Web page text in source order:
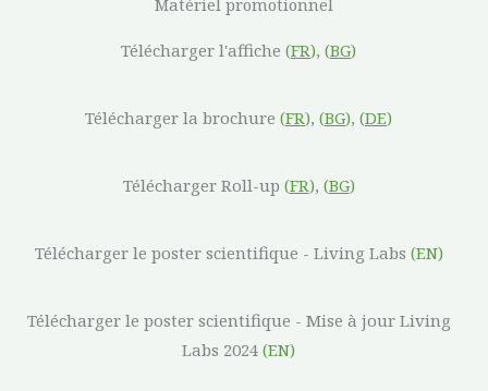
Matériel promotionnel
Télécharger l'affiche (FR), (BG)
Télécharger la brochure (FR), (BG), (DE)
Télécharger Roll-up (FR), (BG)
Télécharger le poster scientifique - Living Labs (EN)
Télécharger le poster scientifique - Mise à jour Living
Labs 2024 (EN)